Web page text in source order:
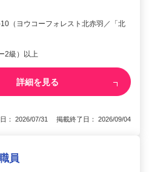
（ヨウコーフォレスト北赤羽／「北
2級）以上
詳細を見る
： 2026/07/31 掲載終了日： 2026/09/04
員